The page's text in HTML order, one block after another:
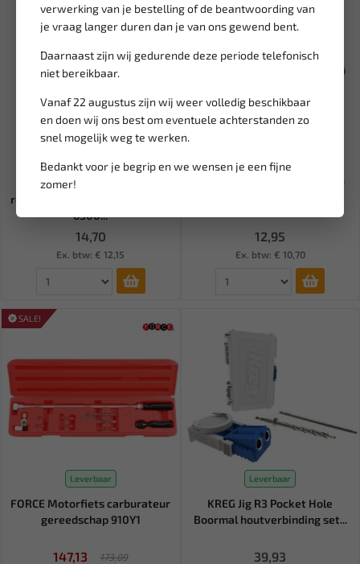
verwerking van je bestelling of de beantwoording van
je vraag langer duren dan je van ons gewend bent.
Daarnaast zijn wij gedurende deze periode telefonisch
niet bereikbaar.
Vanaf 22 augustus zijn wij weer volledig beschikbaar
en doen wij ons best om eventuele achterstanden zo
snel mogelijk weg te werken.
Bedankt voor je begrip en we wensen je een fijne
zomer!
FORCE Bougiegat
reinigingstap 10 mm tot 12 mm
6300...
14,70
Ex. btw: € 12,15
ASTA 1/2" Gradenhoekmeter
12,95
Ex. btw: € 10,70
SALE!
Leverbaar
FORCE Motorfiets carburateur
gereedschap 910Y1
147,13
173,09
Leverbaar
KREG Jig R3 Pocket Hole
Boormal houtverbinding set...
39,93